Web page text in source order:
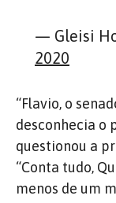
— Gleisi
2020
“Flavio, o
desconhecia o
questionou a
“Conta tudo,
menos de um